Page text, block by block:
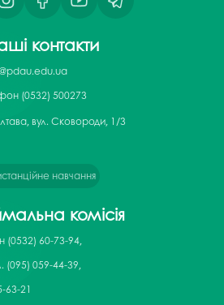
контакти
(0532) 500273
вул. Сковороди, 1/3
навчання
комісія
(0532) 60-73-94,
(095) 059-44-39,
63-21